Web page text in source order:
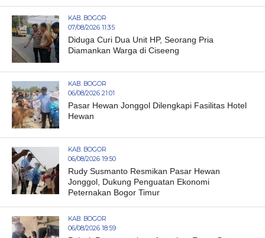
KAB. BOGOR
07/08/2026 11:35
Diduga Curi Dua Unit HP, Seorang Pria
Diamankan Warga di Ciseeng
KAB. BOGOR
06/08/2026 21:01
Pasar Hewan Jonggol Dilengkapi Fasilitas Hotel
Hewan
KAB. BOGOR
06/08/2026 19:50
Rudy Susmanto Resmikan Pasar Hewan
Jonggol, Dukung Penguatan Ekonomi
Peternakan Bogor Timur
KAB. BOGOR
06/08/2026 18:59